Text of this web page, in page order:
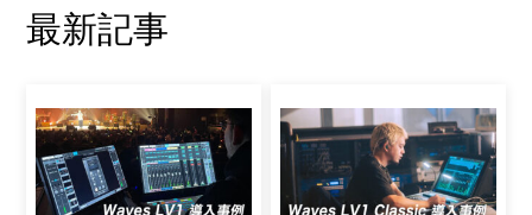
最新記事